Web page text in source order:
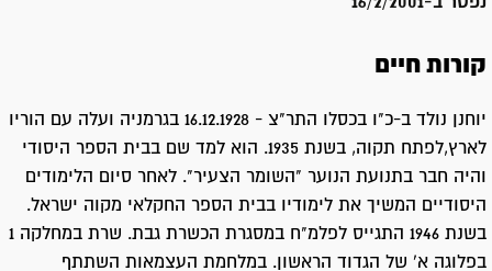
קורות חיים
יוחנן נולד ב-כ"ו בכסלו התר"צ - 16.12.1928 בגרמניה ועלה עם הוריו
לארץ,לפתח תקוה, בשנת 1935. הוא למד שם בבית הספר היסודי
והיה חבר בתנועת הנוער "השומר הצעיר". לאחר סיום הלימודים
היסודיים המשיך את לימודיו בבית הספר החקלאי מקוה ישראל.
בשנת 1946 התגייס לפלמ"ח במסגרת הכשרת גבת. שרת במחלקה 1
בפלוגה א' של הגדוד הראשון. במלחמת העצמאות השתתף